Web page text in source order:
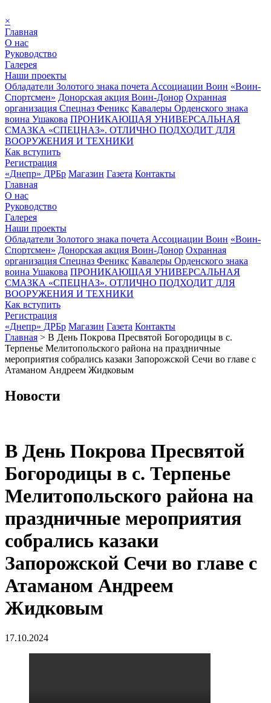
×
Главная
О нас
Руководство
Галерея
Наши проекты
Обладатели Золотого знака почета Ассоциации Воин «Воин-
Спортсмен» Донорская акция Воин-Донор Охранная
организация Спецназ Феникс Кавалеры Орденского знака
воина Ушакова ПРОНИКАЮЩАЯ УНИВЕРСАЛЬНАЯ
СМАЗКА «СПЕЦНАЗ». ОТЛИЧНО ПОДХОДИТ ДЛЯ
ВООРУЖЕНИЯ И ТЕХНИКИ
Как вступить
Регистрация
«Днепр» ДРБр Магазин Газета Контакты
Главная
О нас
Руководство
Галерея
Наши проекты
Обладатели Золотого знака почета Ассоциации Воин «Воин-
Спортсмен» Донорская акция Воин-Донор Охранная
организация Спецназ Феникс Кавалеры Орденского знака
воина Ушакова ПРОНИКАЮЩАЯ УНИВЕРСАЛЬНАЯ
СМАЗКА «СПЕЦНАЗ». ОТЛИЧНО ПОДХОДИТ ДЛЯ
ВООРУЖЕНИЯ И ТЕХНИКИ
Как вступить
Регистрация
«Днепр» ДРБр Магазин Газета Контакты
Главная > В День Покрова Пресвятой Богородицы в с.
Терпенье Мелитопольского района на праздничные
мероприятия собрались казаки Запорожской Сечи во главе с
Атаманом Андреем Жидковым
Новости
В День Покрова Пресвятой
Богородицы в с. Терпенье
Мелитопольского района на
праздничные мероприятия
собрались казаки
Запорожской Сечи во главе с
Атаманом Андреем
Жидковым
17.10.2024